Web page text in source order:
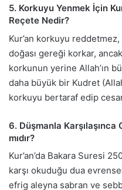
5. Korkuyu Yenmek İçin
Reçete Nedir?
Kur’an korkuyu
doğası gereği korkar,
korkunun yerine Allah’ın
daha büyük bir Kudret
korkuyu bertaraf edip
6. Düşmanla
mıdır?
Kur’an’da Bakara Suresi
karşı okuduğu dua
efrig aleyna sabran ve